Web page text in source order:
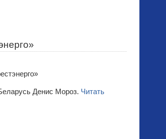
Денис Мороз. Читать